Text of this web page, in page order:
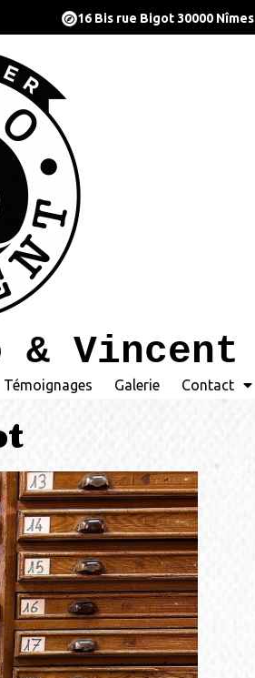
16 Bis rue Bigot 30000 Nîmes
& Vincent
Témoignages Galerie Contact